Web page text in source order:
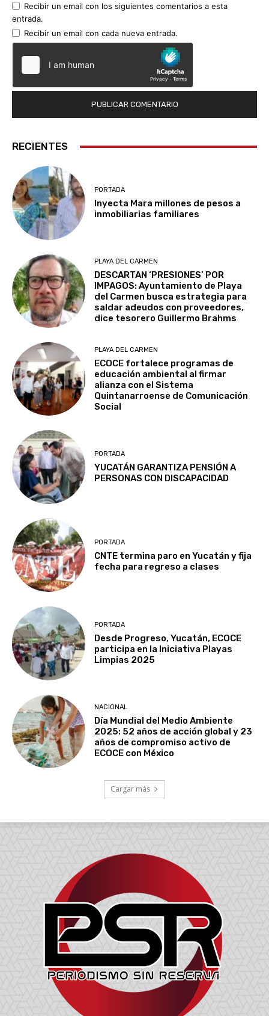
Recibir un email con los siguientes comentarios a esta
entrada.
Recibir un email con cada nueva entrada.
RECIENTES
PORTADA
Inyecta Mara millones de pesos a
inmobiliarias familiares
PLAYA DEL CARMEN
DESCARTAN ‘PRESIONES’ POR
IMPAGOS: Ayuntamiento de Playa
del Carmen busca estrategia para
saldar adeudos con proveedores,
dice tesorero Guillermo Brahms
PLAYA DEL CARMEN
ECOCE fortalece programas de
educación ambiental al firmar
alianza con el Sistema
Quintanarroense de Comunicación
Social
PORTADA
YUCATÁN GARANTIZA PENSIÓN A
PERSONAS CON DISCAPACIDAD
PORTADA
CNTE termina paro en Yucatán y fija
fecha para regreso a clases
PORTADA
Desde Progreso, Yucatán, ECOCE
participa en la Iniciativa Playas
Limpias 2025
NACIONAL
Día Mundial del Medio Ambiente
2025: 52 años de acción global y 23
años de compromiso activo de
ECOCE con México
Cargar más